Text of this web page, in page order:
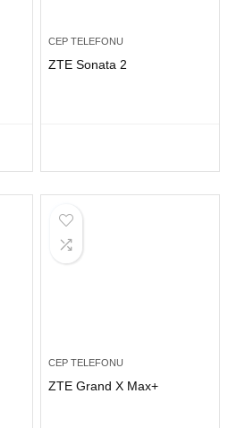
CEP TELEFONU
ZTE Sonata 2
CEP TELEFONU
ZTE Grand X Max+